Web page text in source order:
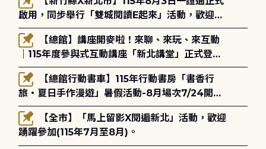
啟用，同步舉行「雙城閱讀E起來」活動，歡迎踴
躍參加(115年8月3日至10月4日)。
｜115年度參與式互動講座「新北講堂」正式登
場！
旅・夏日手作漫遊」暑假活動-8月場次7/24開始
報名
踴躍參加(115年7月至8月)。